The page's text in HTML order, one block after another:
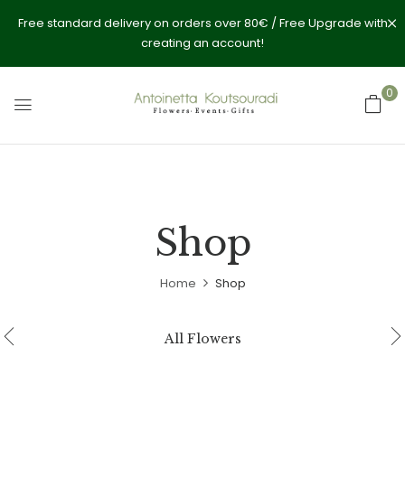
Free standard delivery on orders over 80€ / Free Upgrade with
creating an account!
0
Shop
Home Shop
All Flowers